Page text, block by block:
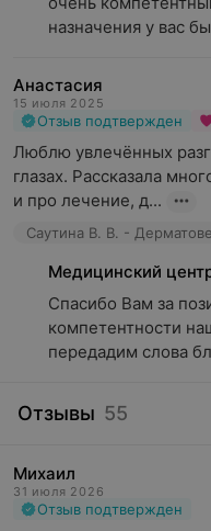
нуждающимся в
дерматиты);
Консультации о
ищущим советы по
кожей, выбору
Удаление
другие кожные
медицинских
Предупреждение
интересующимся
солнечной защитой,
назначения у вас
Анастасия
15 июля 2025
Отзыв подтвержден
Люблю увлечённых
глазах. Рассказала
и про лечение, д...
Медицинский
Спасибо Вам за
компетентности
передадим слова
Отзывы 55
Михаил
31 июля 2026
Отзыв подтвержден